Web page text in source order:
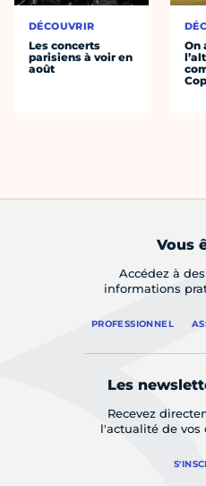
DÉCOUVRIR
Les concerts
parisiens à voir en
août
On
Vous
Accédez à
informations
PROFESSIONNEL
Les
Recevez
l'actualité de vos